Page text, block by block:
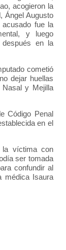
acogieron la
Ángel Augusto
fue la
y luego
después en la
cometió
dejar huellas
y Mejilla
Código Penal
en el
la víctima con
ser tomada
confundir al
médica Isaura